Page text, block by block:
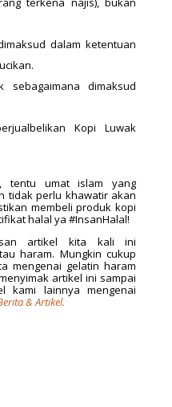
dalam ketentuan
sebagaimana dimaksud
Kopi Luwak
tentu umat islam yang
tidak perlu khawatir akan
membeli produk kopi
halal ya #InsanHalal!
artikel kita kali ini
haram. Mungkin cukup
mengenai gelatin haram
artikel ini sampai
kami lainnya mengenai
& Artikel.